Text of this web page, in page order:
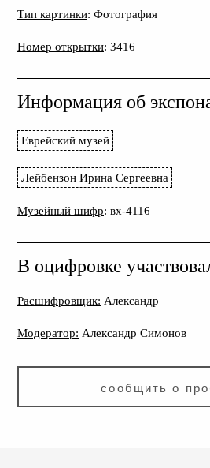
Тип картинки: Фотография
Номер открытки: 3416
Информация об
Еврейский музей
Лейбензон Ирина Сергеевна
Музейный шифр: вх-4116
В оцифровке
Расшифровщик: Александр
Модератор: Александр Симонов
сообщить о